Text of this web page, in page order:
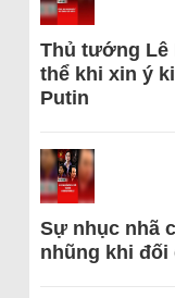
Thủ tướng Lê
thể khi xin ý
Putin
Sự nhục nhã
nhũng khi đối